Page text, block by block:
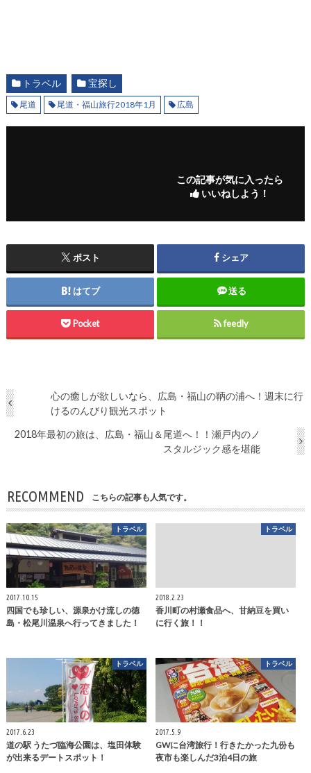
トラベル 宝探し
尾道 尾道・福山旅行2018年1月 広島
この記事が気に入ったら
いいねしよう！
ポスト シェア
はてブ 送る
Pocket feedly
心の癒しが欲しいなら、広島・福山の鞆の浦へ！週末に行
けるのんびり観光スポット
2018年最初の旅は、広島・福山＆尾道へ！！瀬戸内のノ
スタルジック感を堪能
RECOMMEND こちらの記事も人気です。
トラベル
2017.10.15
四国でも珍しい、源泉かけ流しの徳
島・松尾川温泉へ行ってきました！
トラベル
2018.2.23
香川町の村瀬食品へ、甘納豆を買い
に行く旅！！
トラベル
2017.6.23
道の駅 うたづ臨海公園は、塩田体験
が出来るデートスポット！
トラベル
2017.5.9
GWに台湾旅行！行きたかった九份も
夜市も楽しんだ3泊4日の旅